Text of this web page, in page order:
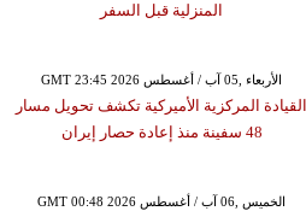
المنزلية قبل السفر
GMT 23:45 2026 الأربعاء ,05 آب / أغسطس
القيادة المركزية الأميركية تكشف تحويل مسار
48 سفينة منذ إعادة حصار إيران
GMT 00:48 2026 الخميس ,06 آب / أغسطس